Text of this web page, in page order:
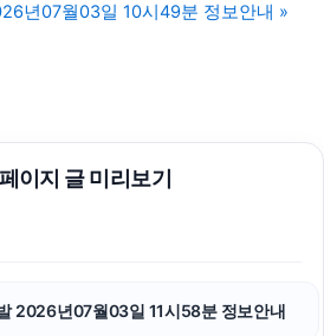
김포공항주차대행
서초이혼전문변호사
년07월03일 10시49분 정보안내 »
이지 글 미리보기
2026년07월03일 11시58분 정보안내